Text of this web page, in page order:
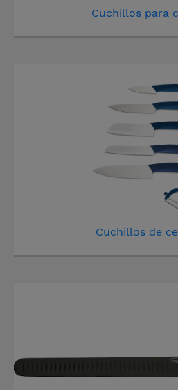
Cuchillos para
Cuchillos de